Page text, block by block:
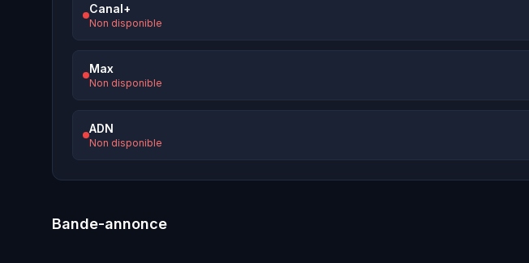
Canal+
Non disponible
Max
Non disponible
ADN
Non disponible
Bande-annonce